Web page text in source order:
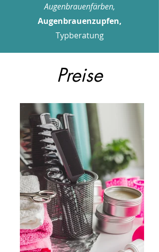
Augenbrauenfärben,
Augenbrauenzupfen,
Typberatung
Preise